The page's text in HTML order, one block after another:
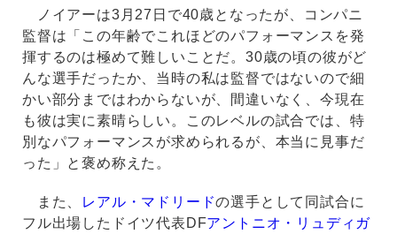
ノイアーは3月27日で40歳となったが、コンパニ
監督は「この年齢でこれほどのパフォーマンスを発
揮するのは極めて難しいことだ。30歳の頃の彼がど
んな選手だったか、当時の私は監督ではないので細
かい部分まではわからないが、間違いなく、今現在
も彼は実に素晴らしい。このレベルの試合では、特
別なパフォーマンスが求められるが、本当に見事だ
った」と褒め称えた。
また、 レアル・マドリードの選手として同試合に
フル出場したドイツ代表DFアントニオ・リュディガ